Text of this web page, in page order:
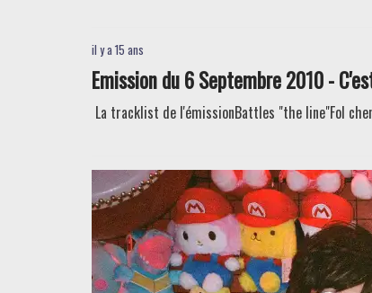
il y a 15 ans
Emission du 6 Septembre 2010 -
La tracklist de l'émissionBattles "the line"Fol